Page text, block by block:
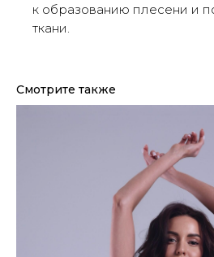
к образованию плесени и
ткани.
Смотрите также